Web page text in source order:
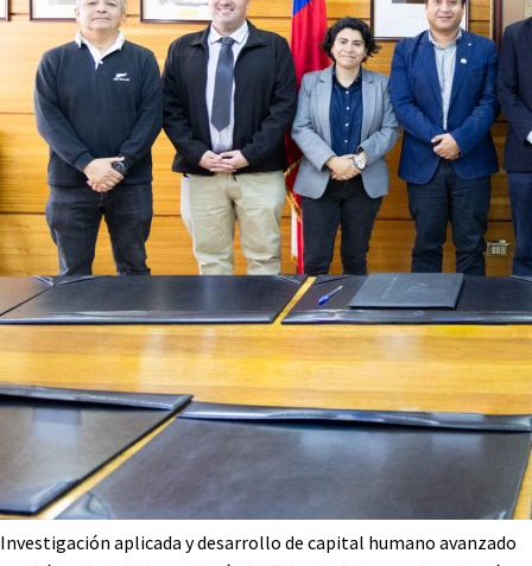
Investigación aplicada y desarrollo de capital humano avanzado